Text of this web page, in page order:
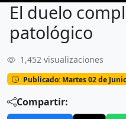
El duelo
patológico
El duelo complicado o
1,452 visualizaciones
Publicado: Martes 02 de
Compartir: